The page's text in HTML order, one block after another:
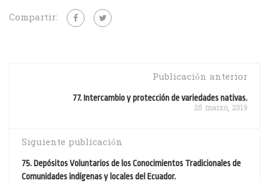
Compartir:
Publicación anterior
77. Intercambio y protección de variedades nativas.
25 marzo, 2019
Siguiente publicación
75. Depósitos Voluntarios de los Conocimientos Tradicionales de
Comunidades indígenas y locales del Ecuador.